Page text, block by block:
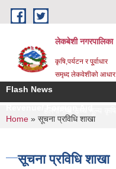
Skip to main content
लेकबेशी नगरपालिका
कृषि,पर्यटन र पू्र्वाधार
समृध्द लेकवेशीको आधार
Flash News
You are here
Home » सूचना प्रविधि शाखा
सूचना प्रविधि शाखा